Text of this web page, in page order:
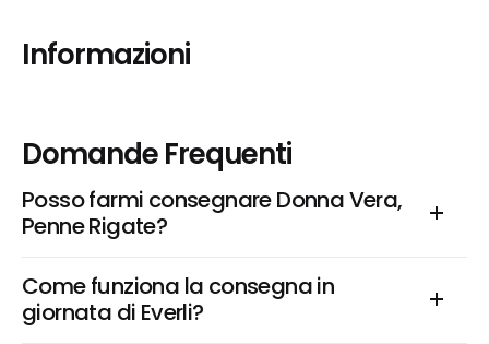
Informazioni
Domande Frequenti
Posso farmi consegnare Donna Vera,
Penne Rigate?
Come funziona la consegna in
giornata di Everli?